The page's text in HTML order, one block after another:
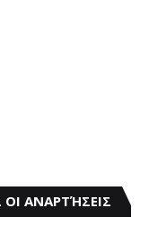
ΑΝΑΡΤΉΣΕΙΣ